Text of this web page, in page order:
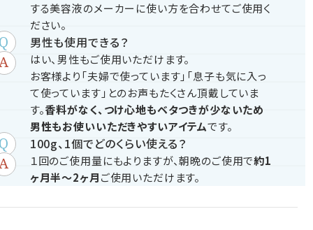
する美容液のメーカーに使い方を合わせてご使用く
ださい。
男性も使用できる？
はい、男性もご使用いただけます。
お客様より「夫婦で使っています」「息子も気に入っ
て使っています」とのお声もたくさん頂戴していま
す。香料がなく、つけ心地もベタつきが少ないため
男性もお使いいただきやすいアイテムです。
100g、1個でどのくらい使える？
１回のご使用量にもよりますが、朝晩のご使用で約1
ヶ月半～2ヶ月ご使用いただけます。